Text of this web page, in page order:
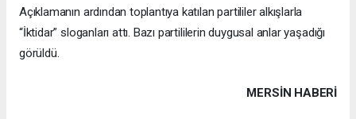
Açıklamanın ardından toplantıya katılan partililer alkışlarla
“İktidar” sloganları attı. Bazı partililerin duygusal anlar yaşadığı
görüldü.
MERSIN HABERİ